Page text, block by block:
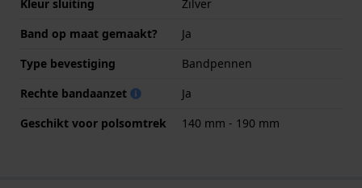
Kleur sluiting
Zilver
Band op maat gemaakt?
Ja
Type bevestiging
Bandpennen
Rechte bandaanzet
Ja
Geschikt voor polsomtrek
140 mm - 190 mm